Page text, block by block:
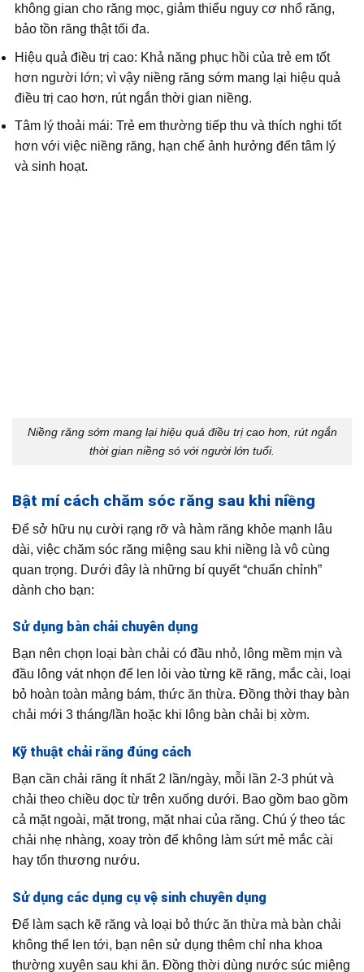
không gian cho răng mọc, giảm thiểu nguy cơ nhổ răng,
bảo tồn răng thật tối đa.
Hiệu quả điều trị cao: Khả năng phục hồi của trẻ em tốt
hơn người lớn; vì vậy niềng răng sớm mang lại hiệu quả
điều trị cao hơn, rút ngắn thời gian niềng.
Tâm lý thoải mái: Trẻ em thường tiếp thu và thích nghi tốt
hơn với việc niềng răng, hạn chế ảnh hưởng đến tâm lý
và sinh hoạt.
Niềng răng sớm mang lại hiệu quả điều trị cao hơn, rút ngắn
thời gian niềng só với người lớn tuổi.
Bật mí cách chăm sóc răng sau khi niềng
Để sở hữu nụ cười rạng rỡ và hàm răng khỏe mạnh lâu
dài, việc chăm sóc răng miệng sau khi niềng là vô cùng
quan trọng. Dưới đây là những bí quyết “chuẩn chỉnh”
dành cho bạn:
Sử dụng bàn chải chuyên dụng
Bạn nên chọn loại bàn chải có đầu nhỏ, lông mềm mịn và
đầu lông vát nhọn để len lỏi vào từng kẽ răng, mắc cài, loại
bỏ hoàn toàn mảng bám, thức ăn thừa. Đồng thời thay bàn
chải mới 3 tháng/lần hoặc khi lông bàn chải bị xờm.
Kỹ thuật chải răng đúng cách
Bạn cần chải răng ít nhất 2 lần/ngày, mỗi lần 2-3 phút và
chải theo chiều dọc từ trên xuống dưới. Bao gồm bao gồm
cả mặt ngoài, mặt trong, mặt nhai của răng. Chú ý theo tác
chải nhẹ nhàng, xoay tròn để không làm sứt mẻ mắc cài
hay tổn thương nướu.
Sử dụng các dụng cụ vệ sinh chuyên dụng
Để làm sạch kẽ răng và loại bỏ thức ăn thừa mà bàn chải
không thể len tới, bạn nên sử dụng thêm chỉ nha khoa
thường xuyên sau khi ăn. Đồng thời dùng nước súc miệng